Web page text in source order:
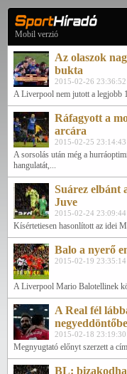
Mobil verzió
Az olaszok
bukta
2015-02-26 23:36:52
A Liverpool nem jutott a legjobb
Ráfagyott a
arcára
2015-02-25 23:14:43
A sorsolás után még a
hangulatát,...
Suárez elbánt
Juve
2015-02-24 23:09:44
Kísértetiesen hasonlított az idei
Balo a nyerő
2015-02-19 23:35:14
A Liverpool Mario Balotellinek
A Real fél
2015-02-18 23:19:30
Megnyugtató előnyt szerzett a
BL: